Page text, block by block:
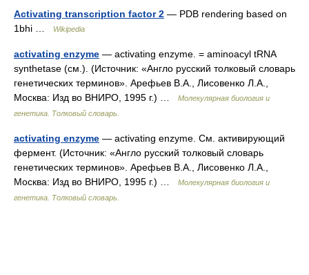
Activating transcription factor 2 — PDB rendering based on
1bhi …
Wikipedia
activating enzyme — activating enzyme. = aminoacyl tRNA
synthetase (см.). (Источник: «Англо русский толковый словарь
генетических терминов». Арефьев В.А., Лисовенко Л.А.,
Москва: Изд во ВНИРО, 1995 г.) …
Молекулярная биология и
генетика. Толковый словарь.
activating enzyme — activating enzyme. См. активирующий
фермент. (Источник: «Англо русский толковый словарь
генетических терминов». Арефьев В.А., Лисовенко Л.А.,
Москва: Изд во ВНИРО, 1995 г.) …
Молекулярная биология и
генетика. Толковый словарь.